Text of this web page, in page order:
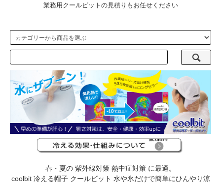
業務用クールビットの見積りもお任せください
春・夏の 紫外線対策 熱中症対策 に最適。
coolbit 冷える帽子 クールビット 水や氷だけで簡単にひんやり涼